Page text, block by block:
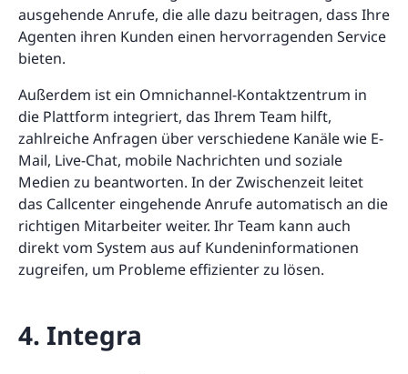
ausgehende Anrufe, die alle dazu beitragen, dass Ihre
Agenten ihren Kunden einen hervorragenden Service
bieten.
Außerdem ist ein Omnichannel-Kontaktzentrum in
die Plattform integriert, das Ihrem Team hilft,
zahlreiche Anfragen über verschiedene Kanäle wie E-
Mail, Live-Chat, mobile Nachrichten und soziale
Medien zu beantworten. In der Zwischenzeit leitet
das Callcenter eingehende Anrufe automatisch an die
richtigen Mitarbeiter weiter. Ihr Team kann auch
direkt vom System aus auf Kundeninformationen
zugreifen, um Probleme effizienter zu lösen.
4. Integra